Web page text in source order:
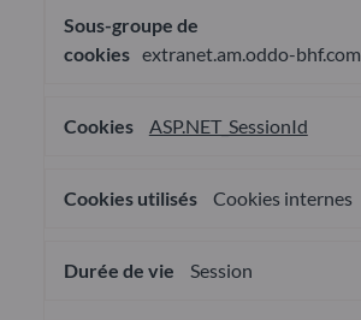
extranet.am.oddo-bhf.com
ASP.NET_SessionId
Cookies internes
Session